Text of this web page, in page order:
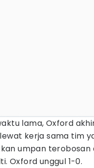
lama, Oxford
kerja sama tim
umpan
Oxford unggul 1-0.